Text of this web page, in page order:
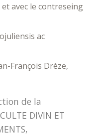
avec le contreseing
ac
François Drèze,
de la
DIVIN ET